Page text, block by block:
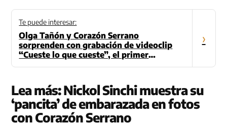
Te puede interesar:
Olga Tañón y Corazón Serrano
sorprenden con grabación de videoclip
“Cueste lo que cueste”, el primer
›
Lea más:Nickol Sinchi muestra su
‘pancita’ de embarazada en fotos
con Corazón Serrano